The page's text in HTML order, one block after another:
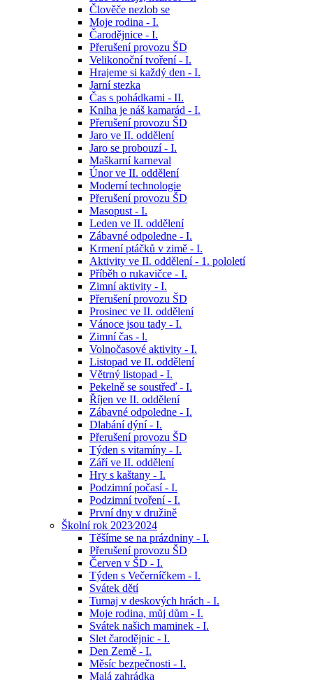
Člověče nezlob se
Moje rodina - I.
Čarodějnice - I.
Přerušení provozu ŠD
Velikonoční tvoření - I.
Hrajeme si každý den - I.
Jarní stezka
Čas s pohádkami - II.
Kniha je náš kamarád - I.
Přerušení provozu ŠD
Jaro ve II. oddělení
Jaro se probouzí - I.
Maškarní karneval
Únor ve II. oddělení
Moderní technologie
Přerušení provozu ŠD
Masopust - I.
Leden ve II. oddělení
Zábavné odpoledne - I.
Krmení ptáčků v zimě - I.
Aktivity ve II. oddělení - 1. pololetí
Příběh o rukavičce - I.
Zimní aktivity - I.
Přerušení provozu ŠD
Prosinec ve II. oddělení
Vánoce jsou tady - I.
Zimní čas - l.
Volnočasové aktivity - I.
Listopad ve II. oddělení
Větrný listopad - I.
Pekelně se soustřeď - I.
Říjen ve II. oddělení
Zábavné odpoledne - I.
Dlabání dýní - I.
Přerušení provozu ŠD
Týden s vitamíny - I.
Září ve II. oddělení
Hry s kaštany - I.
Podzimní počasí - I.
Podzimní tvoření - I.
První dny v družině
Školní rok 2023⁄2024
Těšíme se na prázdniny - I.
Přerušení provozu ŠD
Červen v ŠD - I.
Týden s Večerníčkem - I.
Svátek dětí
Turnaj v deskových hrách - I.
Moje rodina, můj dům - I.
Svátek našich maminek - I.
Slet čarodějnic - I.
Den Země - I.
Měsíc bezpečnosti - I.
Malá zahrádka